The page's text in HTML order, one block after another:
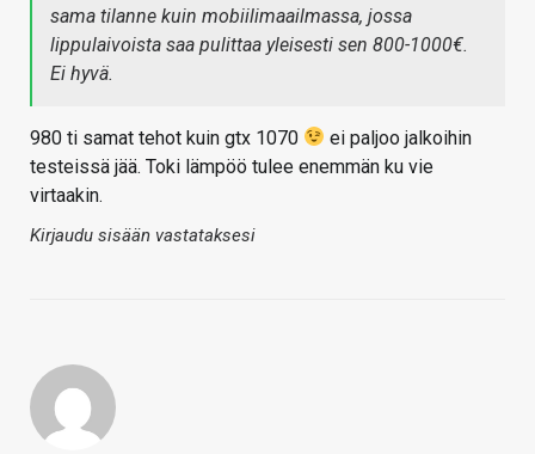
sama tilanne kuin mobiilimaailmassa, jossa
lippulaivoista saa pulittaa yleisesti sen 800-1000€.
Ei hyvä.
980 ti samat tehot kuin gtx 1070
ei paljoo jalkoihin
testeissä jää. Toki lämpöö tulee enemmän ku vie
virtaakin.
Kirjaudu sisään vastataksesi